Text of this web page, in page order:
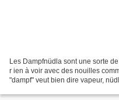
Les Dampfnüdla sont une sorte
r ien à voir avec des nouilles
"dampf" veut bien dire vapeur,